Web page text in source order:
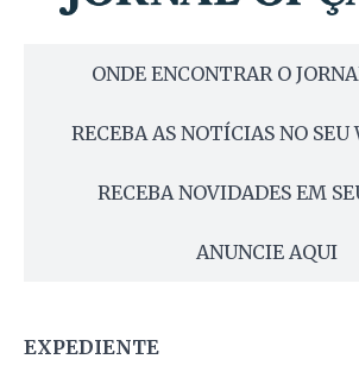
ONDE ENCONTRAR O
RECEBA AS NOTÍCIAS NO SEU
RECEBA NOVIDADES EM
ANUNCIE AQUI
EXPEDIENTE